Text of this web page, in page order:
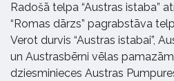
Radošā telpa “Austras istaba”
“Romas dārzs” pagrabstāva
Verot durvis “Austras istabai”,
un Austrasbērni vēlas
dziesminieces Austras